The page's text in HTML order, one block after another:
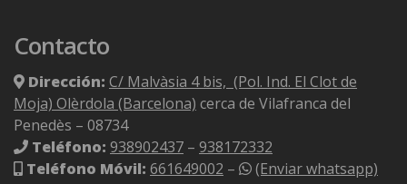
Contacto
Dirección: C/ Malvàsia 4 bis, (Pol. Ind. El Clot de
Moja) Olèrdola (Barcelona) cerca de Vilafranca del
Penedès – 08734
Teléfono: 938902437 – 938172332
Teléfono Móvil: 661649002 – (Enviar whatsapp)